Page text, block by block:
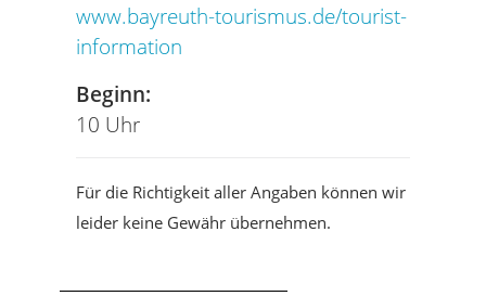
www.bayreuth-tourismus.de/tourist-
information
Beginn:
10 Uhr
Für die Richtigkeit aller Angaben können wir
leider keine Gewähr übernehmen.